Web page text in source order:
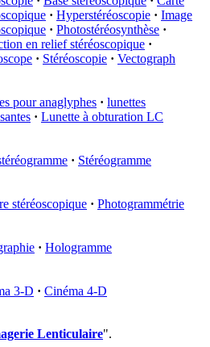
· Hyperstéréoscopie · Image
· Photostéréosynthèse ·
en relief stéréoscopique ·
· Stéréoscopie · Vectograph
pour anaglyphes · lunettes
· Lunette à obturation LC
· Stéréogramme
stéréoscopique · Photogrammétrie
· Hologramme
3-D · Cinéma 4-D
Lenticulaire".